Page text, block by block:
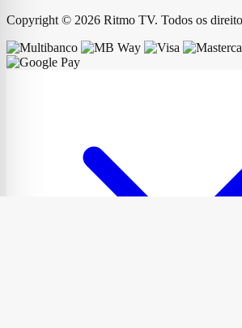
Copyright © 2026 Ritmo TV. Todos os